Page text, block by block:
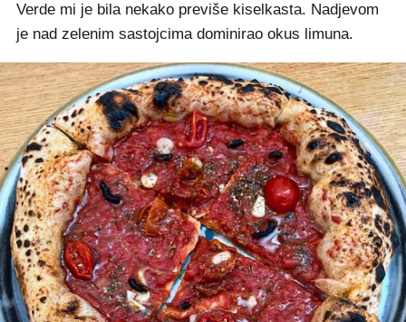
Verde mi je bila nekako previše kiselkasta. Nadjevom
je nad zelenim sastojcima dominirao okus limuna.